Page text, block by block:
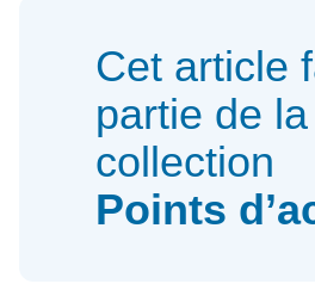
Cet article
partie de la
collection
Points